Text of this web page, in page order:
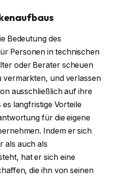
Bedeutung des
Personen in technischen
oder Berater scheuen
vermarkten, und verlassen
ausschließlich auf ihre
es langfristige Vorteile
für die eigene
Indem er sich
als auch als
hat er sich eine
die ihn von seinen